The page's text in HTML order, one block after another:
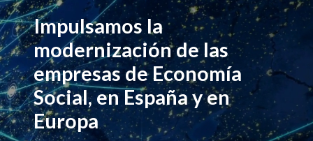
Impulsamos la
modernización de las
empresas de Economía
Social, en España y en
Europa